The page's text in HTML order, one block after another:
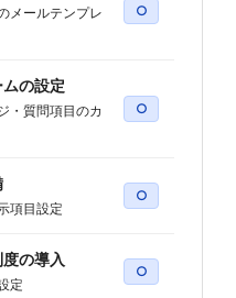
メールテンプレ
○
の設定
・質問項目のカ
○
項目設定
○
の導入
定
○